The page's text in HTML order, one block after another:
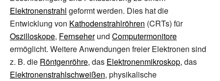
Elektronenstrahl geformt werden. Dies hat die
Entwicklung von Kathodenstrahlröhren (CRTs) für
Oszilloskope, Fernseherund Computermonitore
ermöglicht. Weitere Anwendungen freier Elektronen sind
z. B. die Röntgenröhre, das Elektronenmikroskop, das
Elektronenstrahlschweißen, physikalische